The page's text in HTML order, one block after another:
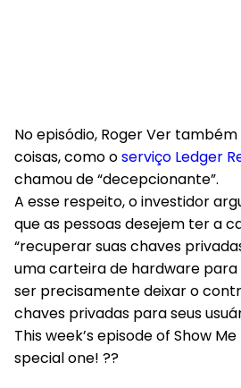
No episódio, Roger Ver
coisas, como oserviço Ledger
chamou de “decepcionante”.
A esse respeito, o investidor
que as pessoas desejem ter a
“recuperar suas chaves
uma carteira de hardware
ser precisamente deixar o
chaves privadas para seus
This week’s episode of Show
special one! ??